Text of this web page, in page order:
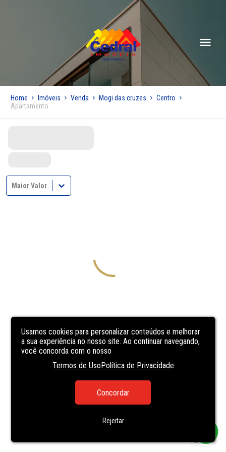
Usamos cookies para personalizar conteúdos e melhorar
a sua experiência no nosso site. Ao continuar navegando,
você concorda com o nosso
Termos de UsoPolítica de Privacidade
Concordar
Rejeitar
Home Imóveis Venda Mogi das cruzes
Centro
Apartamento
Maior Valor